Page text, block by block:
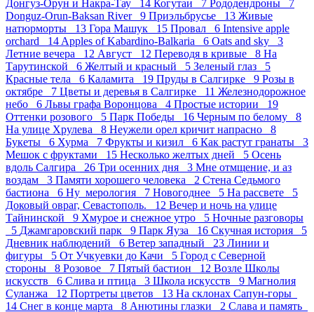
Донгуз-Орун и Накра-Тау 14 Когутаи 7 Рододендроны 7
Donguz-Orun-Baksan River 9 Приэльбрусье 13 Живые
натюрморты 13 Гора Машук 15 Провал 6 Intensive apple
orchard 14 Apples of Kabardino-Balkaria 6 Oats and sky 3
Летние вечера 12 Август 12 Переводя в кривые 8 На
Тарутинской 6 Желтый и красный 5 Зеленый глаз 5
Красные тела 6 Каламита 19 Пруды в Салгирке 9 Розы в
октябре 7 Цветы и деревья в Салгирке 11 Железнодорожное
небо 6 Львы графа Воронцова 4 Простые истории 19
Оттенки розового 5 Парк Победы 16 Черным по белому 8
На улице Хрулева 8 Неужели орел кричит напрасно 8
Букеты 6 Хурма 7 Фрукты и кизил 6 Как растут гранаты 3
Мешок с фруктами 15 Несколько желтых дней 5 Осень
вдоль Салгира 26 Три осенних дня 3 Мне отмщение, и аз
воздам 3 Памяти хорошего человека 2 Стена Седьмого
бастиона 6 Ну_мерология 7 Новогоднее 5 На рассвете 5
Доковый овраг, Севастополь. 12 Вечер и ночь на улице
Тайнинской 9 Хмурое и снежное утро 5 Ночные разговоры
5 Джамгаровский парк 9 Парк Яуза 16 Скучная история 5
Дневник наблюдений 6 Ветер западный 23 Линии и
фигуры 5 От Учкуевки до Качи 5 Город с Северной
стороны 8 Розовое 7 Пятый бастион 12 Возле Школы
искусств 6 Слива и птица 3 Школа искусств 9 Магнолия
Суланжа 12 Портреты цветов 13 На склонах Сапун-горы
14 Снег в конце марта 8 Анютины глазки 2 Слава и память